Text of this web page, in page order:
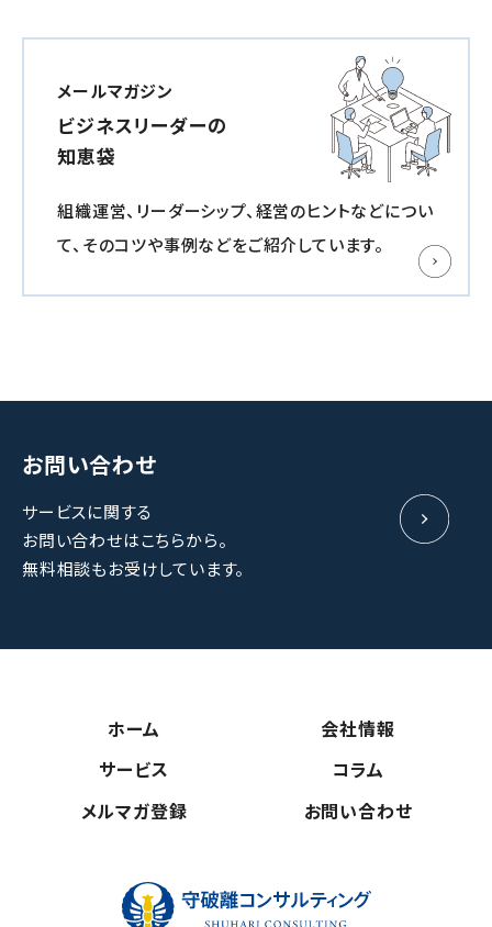
メールマガジン
ビジネスリーダーの
知恵袋
組織運営、リーダーシップ、経営のヒントなどについ
て、 そのコツや事例などをご紹介しています。
お問い合わせ
サービスに関する
お問い合わせはこちらから。
無料相談もお受けしています。
ホーム
会社情報
サービス
コラム
メルマガ登録
お問い合わせ